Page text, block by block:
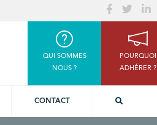
QUI SOMMES
NOUS ?
POURQUOI
ADHÉRER ?
CONTACT